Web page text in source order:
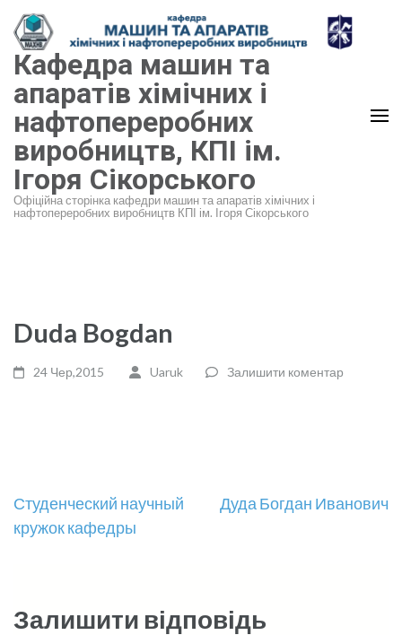
Перейти
до
вмісту
(натисніть
Enter)
Кафедра машин та
апаратів хімічних і
нафтопереробних
виробництв, КПІ ім.
Ігоря Сікорського
Офіційна сторінка кафедри машин та апаратів хімічних і
нафтопереробних виробництв КПІ ім. Ігоря Сікорського
Duda Bogdan
24 Чер,2015 Uaruk Залишити коментар
Навігація
записів
Студенческий научный
кружок кафедры
Дуда Богдан Иванович
Залишити відповідь